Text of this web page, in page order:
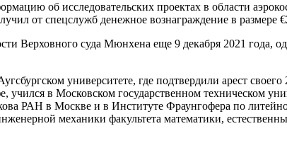
об исследовательских проектах в области
от спецслужб денежное вознаграждение в размере
Верховного суда Мюнхена еще 9 декабря 2021 года,
университете, где подтвердили арест
в Московском государственном техническом
РАН в Москве и в Институте Фраунгофера по
механики факультета математики,